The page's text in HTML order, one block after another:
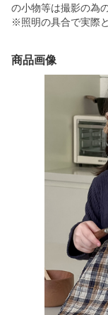
の小物等は撮影の為
※照明の具合で実際
商品画像